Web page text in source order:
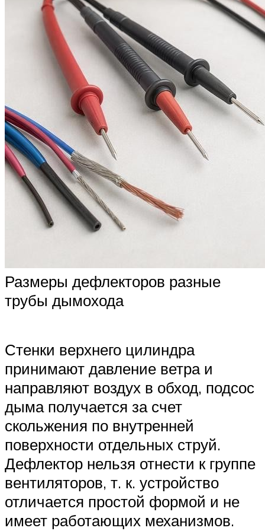
Размеры дефлекторов разные
трубы дымохода
Стенки верхнего цилиндра
принимают давление ветра и
направляют воздух в обход, подсос
дыма получается за счет
скольжения по внутренней
поверхности отдельных струй.
Дефлектор нельзя отнести к группе
вентиляторов, т. к. устройство
отличается простой формой и не
имеет работающих механизмов.